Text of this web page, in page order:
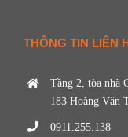
THÔNG TIN LIÊN
Tầng 2, tòa nhà
183 Hoàng Văn
0911.255.138